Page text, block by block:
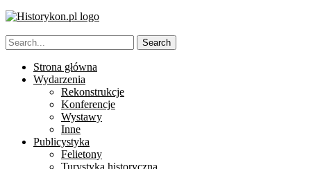
Strona główna
Wydarzenia
Rekonstrukcje
Konferencje
Wystawy
Inne
Publicystyka
Felietony